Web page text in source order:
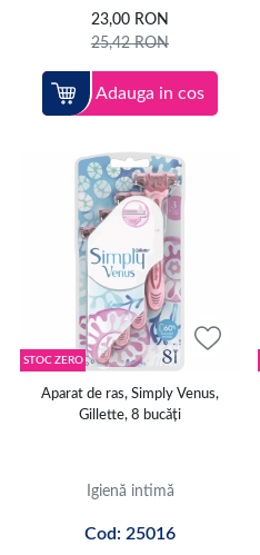
23,00 RON
25,42RON
Adauga in cos
STOC ZERO
Aparat de ras, Simply Venus,
Gillette, 8 bucăți
Igienă intimă
Cod: 25016